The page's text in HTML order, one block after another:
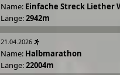
Name: Einfache Streck Liether
Länge:2942m
21.04.2026
Name: Halbmarathon
Länge:22004m